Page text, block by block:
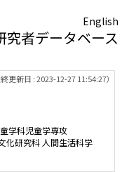
English
究者データベース
終更新日 : 2023-12-27 11:54:27）
学科児童学専攻
化研究科 人間生活科学